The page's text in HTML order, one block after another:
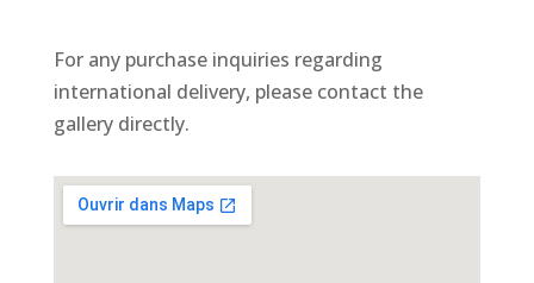
For any purchase inquiries regarding
international delivery, please contact the
gallery directly.